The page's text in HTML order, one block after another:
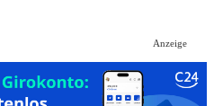
Anzeige